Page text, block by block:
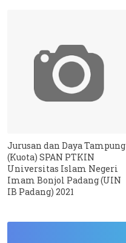
Jurusan dan Daya Tampung
(Kuota) SPAN PTKIN
Universitas Islam Negeri
Imam Bonjol Padang (UIN
IB Padang) 2021